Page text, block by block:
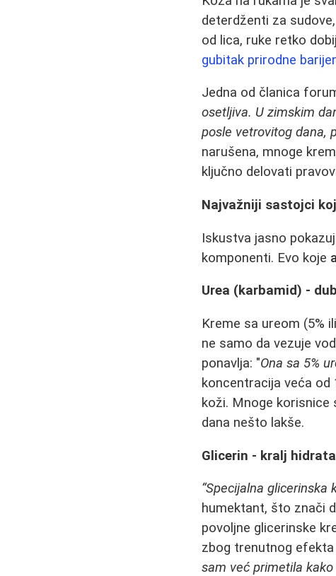
deterdženti za
od lica, ruke retko
gubitak prirodne
Jedna od članica
osetljiva. U zimskim
posle vetrovitog dana,
narušena, mnoge
ključno delovati
Najvažniji sastojci
Iskustva jasno
komponenti. Evo koje
Urea (karbamid) -
Kreme sa ureom (5%
ne samo da vezuje
ponavlja: "Ona sa 5%
koncentracija veća od
koži. Mnoge korisnice
dana nešto lakše.
Glicerin - kralj
“Specijalna
humektant, što znači
povoljne glicerinske
zbog trenutnog
sam već primetila